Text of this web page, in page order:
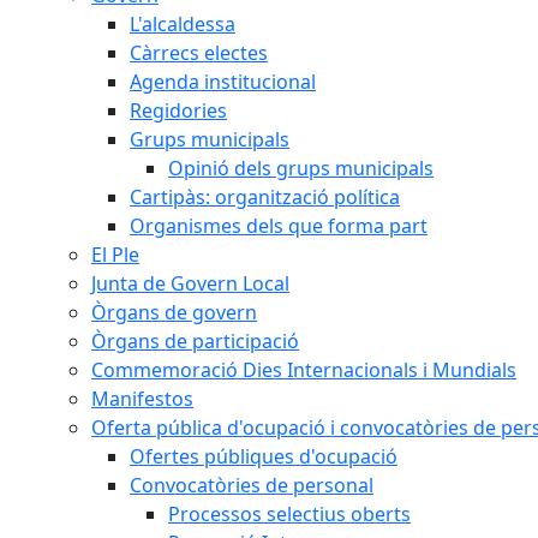
L'alcaldessa
Càrrecs electes
Agenda institucional
Regidories
Grups municipals
Opinió dels grups municipals
Cartipàs: organització política
Organismes dels que forma part
El Ple
Junta de Govern Local
Òrgans de govern
Òrgans de participació
Commemoració Dies Internacionals i Mundials
Manifestos
Oferta pública d'ocupació i convocatòries de
Ofertes públiques d'ocupació
Convocatòries de personal
Processos selectius oberts